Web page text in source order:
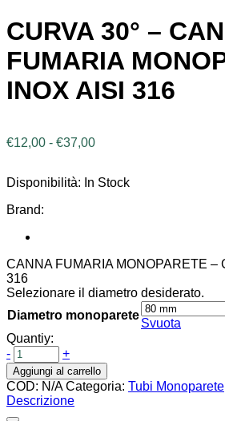
CURVA 30° –
FUMARIA
INOX AISI 316
€12,00 - €37,00Fascia
da
Disponibilità: In Stock
Brand:
CANNA FUMARIA MONOPARETE –
316
Selezionare il diametro desiderato.
Diametro monoparete
Svuota
Quantiy:
-
+
Aggiungi al carrello
COD: N/A Categoria: Tubi Monoparete
Descrizione